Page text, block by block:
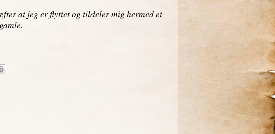
at jeg er flyttet og tildeler mig hermed et